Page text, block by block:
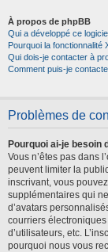
À propos de phpBB
Qui a développé ce
Pourquoi la fonctionnalité
Qui dois-je contacter à
Comment puis-je
Problèmes de
Pourquoi ai-je besoin
Vous n’êtes pas dans
peuvent limiter la
inscrivant, vous
supplémentaires qui
d’avatars
courriers
d’utilisateurs, etc.
pourquoi nous vous